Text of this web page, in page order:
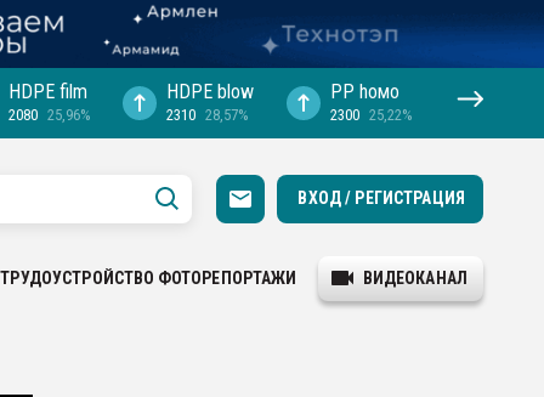
HDPE film
2080 25,96%
HDPE blow
2310 28,57%
PP hомо
2300 25,22%
ВХОД / РЕГИСТРАЦИЯ
ТРУДОУСТРОЙСТВО ФОТОРЕПОРТАЖИ ВИДЕОКАНАЛ